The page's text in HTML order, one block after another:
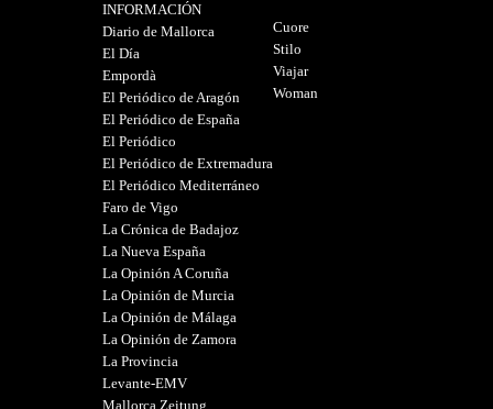
INFORMACIÓN
Diario de Mallorca
El Día
Empordà
El Periódico de Aragón
El Periódico de España
El Periódico
El Periódico de Extremadura
El Periódico Mediterráneo
Faro de Vigo
La Crónica de Badajoz
La Nueva España
La Opinión A Coruña
La Opinión de Murcia
La Opinión de Málaga
La Opinión de Zamora
La Provincia
Levante-EMV
Mallorca Zeitung
Cuore
Stilo
Viajar
Woman